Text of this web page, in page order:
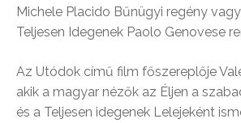
Michele Placido Bűnügyi regény
Teljesen Idegenek Paolo Genovese
Az Utódok című film főszereplője
akik a magyar nézők az Éljen a
és a Teljesen idegenek Lelejeként